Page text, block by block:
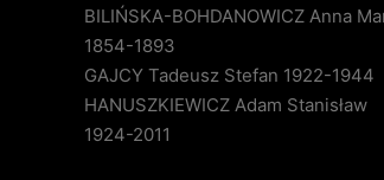
BILIŃSKA-BOHDANOWICZ Anna
1854-1893
GAJCY Tadeusz Stefan 1922-1944
HANUSZKIEWICZ Adam Stanisław
1924-2011